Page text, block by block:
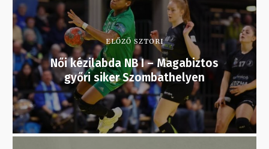
ELŐZŐ SZTORI
Női kézilabda NB I – Magabiztos
győri siker Szombathelyen